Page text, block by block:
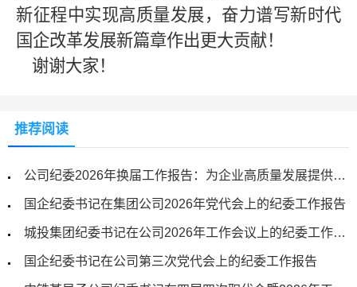
新征程中实现高质量发展，奋力谱写新时代
国企改革发展新篇章作出更大贡献！
谢谢大家！
推荐阅读
公司纪委2026年换届工作报告：为企业高质量发展提供坚强纪律保障
国企纪委书记在集团公司2026年党代会上的纪委工作报告
城投集团纪委书记在公司2026年工作会议上的纪委工作报告
国企纪委书记在公司第三次党代会上的纪委工作报告